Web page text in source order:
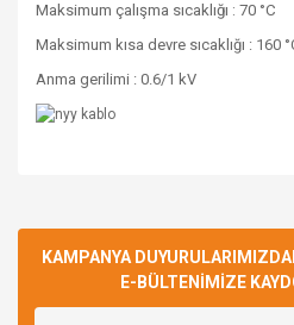
Maksimum çalışma sıcaklığı : 70 °C
Maksimum kısa devre sıcaklığı : 160
Anma gerilimi : 0.6/1 kV
Yorum
KAMPANYA
E-BÜLTENİMİZE